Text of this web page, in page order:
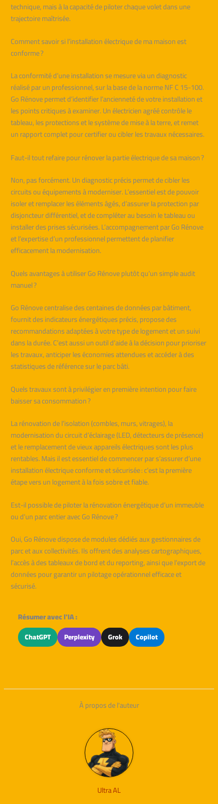
technique, mais à la capacité de piloter chaque volet dans une
trajectoire maîtrisée.
Comment savoir si l’installation électrique de ma maison est
conforme ?
La conformité d’une installation se mesure via un diagnostic
réalisé par un professionnel, sur la base de la norme NF C 15-100.
Go Rénove permet d’identifier l’ancienneté de votre installation et
les points critiques à examiner. Un électricien agréé contrôle le
tableau, les protections et le système de mise à la terre, et remet
un rapport complet pour certifier ou cibler les travaux nécessaires.
Faut-il tout refaire pour rénover la partie électrique de sa maison ?
Non, pas forcément. Un diagnostic précis permet de cibler les
circuits ou équipements à moderniser. L’essentiel est de pouvoir
isoler et remplacer les éléments âgés, d’assurer la protection par
disjoncteur différentiel, et de compléter au besoin le tableau ou
installer des prises sécurisées. L’accompagnement par Go Rénove
et l’expertise d’un professionnel permettent de planifier
efficacement la modernisation.
Quels avantages à utiliser Go Rénove plutôt qu’un simple audit
manuel ?
Go Rénove centralise des centaines de données par bâtiment,
fournit des indicateurs énergétiques précis, propose des
recommandations adaptées à votre type de logement et un suivi
dans la durée. C’est aussi un outil d’aide à la décision pour prioriser
les travaux, anticiper les économies attendues et accéder à des
statistiques de référence sur le parc bâti.
Quels travaux sont à privilégier en première intention pour faire
baisser sa consommation ?
La rénovation de l’isolation (combles, murs, vitrages), la
modernisation du circuit d’éclairage (LED, détecteurs de présence)
et le remplacement de vieux appareils électriques sont les plus
rentables. Mais il est essentiel de commencer par s’assurer d’une
installation électrique conforme et sécurisée : c’est la première
étape vers un logement à la fois sobre et fiable.
Est-il possible de piloter la rénovation énergétique d’un immeuble
ou d’un parc entier avec Go Rénove ?
Oui, Go Rénove dispose de modules dédiés aux gestionnaires de
parc et aux collectivités. Ils offrent des analyses cartographiques,
l’accès à des tableaux de bord et du reporting, ainsi que l’export de
données pour garantir un pilotage opérationnel efficace et
sécurisé.
Résumer avec l'IA :
ChatGPT Perplexity Grok Copilot
À propos de l'auteur
Ultra AL